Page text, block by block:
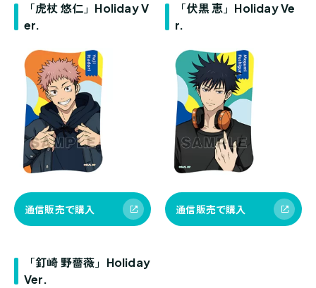
「虎杖 悠仁」Holiday V
er.
通信販売で購入
「伏黒 恵」Holiday Ve
r.
通信販売で購入
「釘崎 野薔薇」Holiday
Ver.